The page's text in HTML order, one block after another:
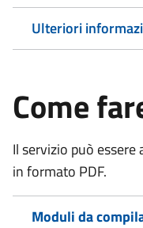
Ulteriori
Come
Il servizio può
in formato PDF.
Moduli da